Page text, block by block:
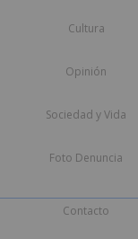
Cultura
Opinión
Sociedad y Vida
Foto Denuncia
Contacto